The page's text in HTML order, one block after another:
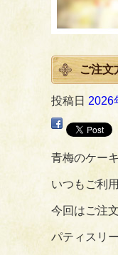
ご注文
投稿日 2026
青梅のケー
いつもご利
今回はご注
パティスリ